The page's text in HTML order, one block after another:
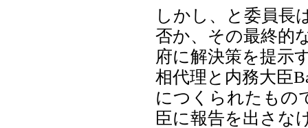
しかし、と委員長
否か、その最終的
府に解決策を提示
相代理と内務大臣
につくられたもの
臣に報告を出さな